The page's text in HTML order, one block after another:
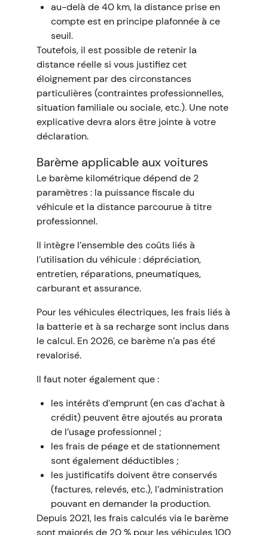
au-delà de 40 km, la distance prise en
compte est en principe plafonnée à ce
seuil.
Toutefois, il est possible de retenir la
distance réelle si vous justifiez cet
éloignement par des circonstances
particulières (contraintes professionnelles,
situation familiale ou sociale, etc.). Une note
explicative devra alors être jointe à votre
déclaration.
Barème applicable aux voitures
Le barème kilométrique dépend de 2
paramètres : la puissance fiscale du
véhicule et la distance parcourue à titre
professionnel.
Il intègre l’ensemble des coûts liés à
l’utilisation du véhicule : dépréciation,
entretien, réparations, pneumatiques,
carburant et assurance.
Pour les véhicules électriques, les frais liés à
la batterie et à sa recharge sont inclus dans
le calcul. En 2026, ce barème n’a pas été
revalorisé.
Il faut noter également que :
les intérêts d’emprunt (en cas d’achat à
crédit) peuvent être ajoutés au prorata
de l’usage professionnel ;
les frais de péage et de stationnement
sont également déductibles ;
les justificatifs doivent être conservés
(factures, relevés, etc.), l’administration
pouvant en demander la production.
Depuis 2021, les frais calculés via le barème
sont majorés de 20 % pour les véhicules 100